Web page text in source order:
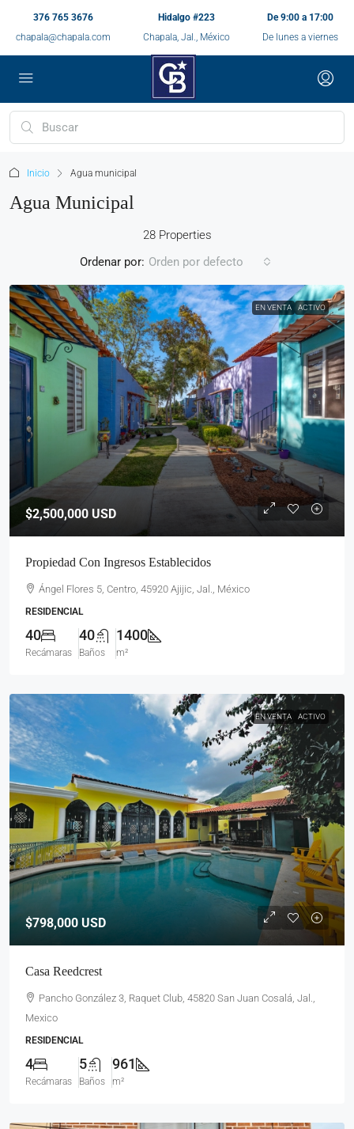
376 765 3676
chapala@chapala.com
Hidalgo #223
Chapala, Jal., México
De 9:00 a 17:00
De lunes a viernes
Inicio Agua municipal
Agua Municipal
28 Properties
Ordenar por: Orden por defecto
EN VENTA ACTIVO
$2,500,000 USD
Propiedad Con Ingresos Establecidos
Ángel Flores 5, Centro, 45920 Ajijic, Jal., México
RESIDENCIAL
40
Recámaras
40
Baños
1400
m²
EN VENTA ACTIVO
$798,000 USD
Casa Reedcrest
Pancho González 3, Raquet Club, 45820 San Juan Cosalá, Jal.,
Mexico
RESIDENCIAL
4
Recámaras
5
Baños
961
m²